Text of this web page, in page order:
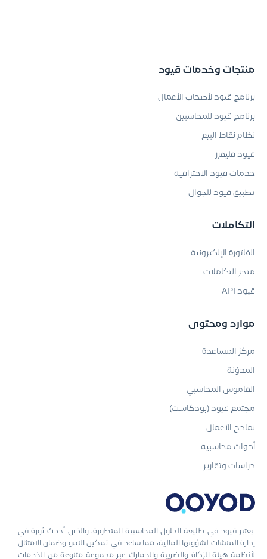
يعتبر قيود في طليعة الحلول المحاسبية المتطورة، والذي أحدث ثورة في
إدارة المنشآت لشؤونها المالية، مما ساعد في تمكين النمو وضمان الامتثال
لأنظمة هيئة الزكاة والضريبة والجمارك عبر مجموعة متنوعة من الخدمات
منتجات وخدمات قيود
برنامج قيود لأصحاب الأعمال
برنامج قيود للمحاسبين
نظام نقاط البيع
قيود فليفرز
خدمات قيود الاحترافية
تطبيق قيود للجوال
التكاملات
الفاتورة الإلكترونية
متجر التكاملات
قيود API
موارد ومحتوى
مركز المساعدة
المدوّنة
القاموس المحاسبي
مجتمع قيود (بودكاست)
نماذج الأعمال
أدوات محاسبية
دراسات وتقارير